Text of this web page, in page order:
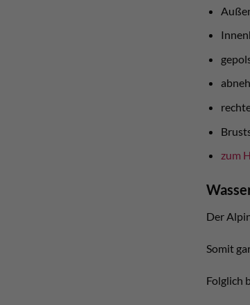
zum
Der
Somit
Folglich